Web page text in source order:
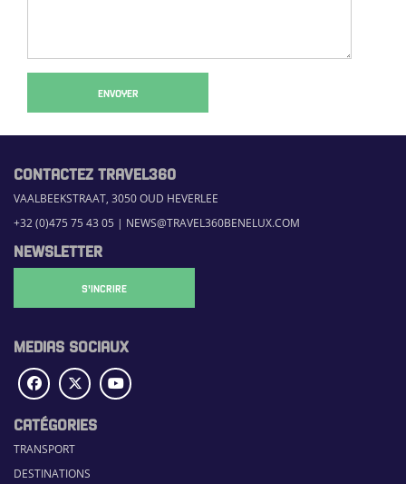
ENVOYER
CONTACTEZ TRAVEL360
VAALBEEKSTRAAT, 3050 OUD HEVERLEE
+32 (0)475 75 43 05 | NEWS@TRAVEL360BENELUX.COM
NEWSLETTER
S'INCRIRE
MEDIAS SOCIAUX
CATÉGORIES
TRANSPORT
DESTINATIONS